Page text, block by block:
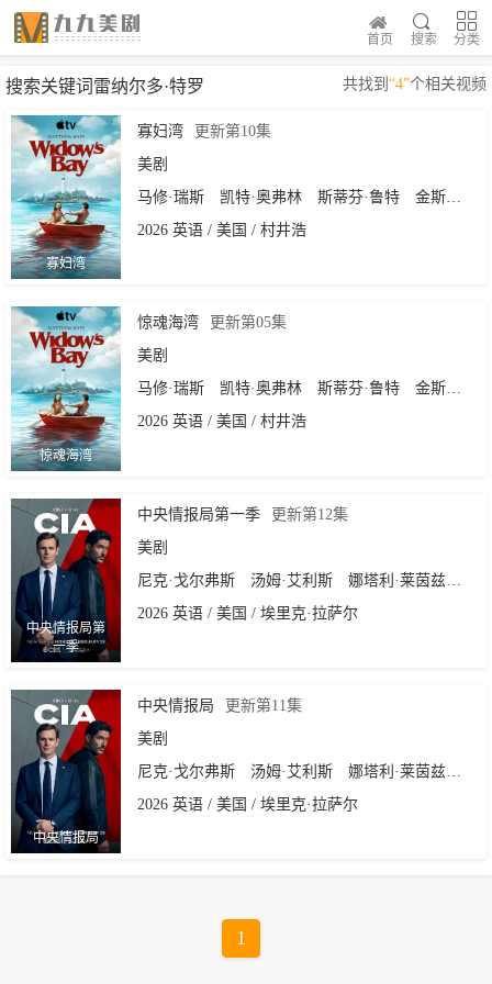
分类
搜索
首页
搜索关键词雷纳尔多·特罗 共找到 “4”个相关视频
寡妇湾
寡妇湾
更新第10集
美剧
马修·瑞斯
凯特·奥弗林 斯蒂芬·鲁特
金斯顿·鲁米·索斯威克
2026 英语 / 美国 / 村井浩
惊魂海湾
惊魂海湾
更新第05集
美剧
马修·瑞斯
凯特·奥弗林 斯蒂芬·鲁特
金斯顿·鲁米·索斯威克
2026 英语 / 美国 / 村井浩
中央情报局第
一季
中央情报局第一季
更新第12集
美剧
尼克·戈尔弗斯
汤姆·艾利斯 娜塔利·莱茵兹
2026 英语 / 美国 / 埃里克·拉萨尔
中央情报局
中央情报局
更新第11集
美剧
尼克·戈尔弗斯
汤姆·艾利斯 娜塔利·莱茵兹
2026 英语 / 美国 / 埃里克·拉萨尔
1